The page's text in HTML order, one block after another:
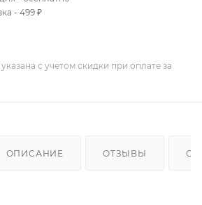
- 499 ₽
с учетом скидки при оплате за
ОПИСАНИЕ ОТЗЫВЫ